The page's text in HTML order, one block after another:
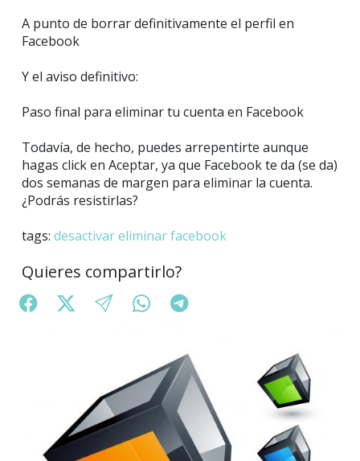
A punto de borrar definitivamente el perfil en
Facebook
Y el aviso definitivo:
Paso final para eliminar tu cuenta en Facebook
Todavía, de hecho, puedes arrepentirte aunque
hagas click en Aceptar, ya que Facebook te da (se da)
dos semanas de margen para eliminar la cuenta.
¿Podrás resistirlas?
tags: desactivareliminarfacebook
Quieres compartirlo?